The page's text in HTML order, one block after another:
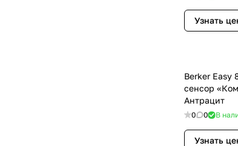
Узнать
Berker Easy
сенсор
Антрацит
0 0 В
Узнать